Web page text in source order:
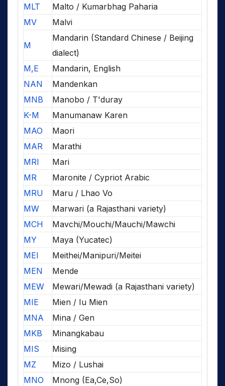
MLT
Malto / Kumarbhag Paharia
MV
Malvi
M
Mandarin (Standard Chinese / Beijing
dialect)
M,E
Mandarin, English
NAN
Mandenkan
MNB
Manobo / T'duray
K-M
Manumanaw Karen
MAO
Maori
MAR
Marathi
MRI
Mari
MR
Maronite / Cypriot Arabic
MRU
Maru / Lhao Vo
MW
Marwari (a Rajasthani variety)
MCH
Mavchi/Mouchi/Mauchi/Mawchi
MY
Maya (Yucatec)
MEI
Meithei/Manipuri/Meitei
MEN
Mende
MEW
Mewari/Mewadi (a Rajasthani variety)
MIE
Mien / Iu Mien
MNA
Mina / Gen
MKB
Minangkabau
MIS
Mising
MZ
Mizo / Lushai
MNO
Mnong (Ea,Ce,So)